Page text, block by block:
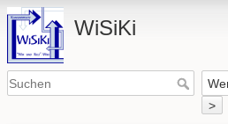
WiSiKi
>